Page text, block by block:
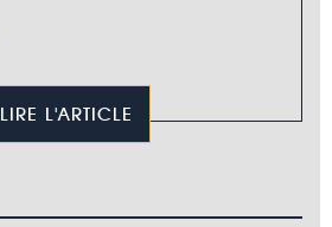
LIRE L'ARTICLE